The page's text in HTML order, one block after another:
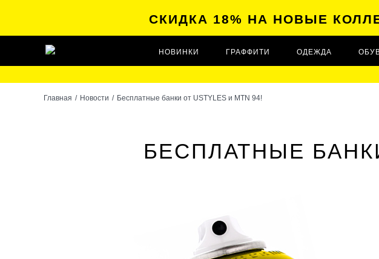
СКИДКА 18% НА НОВЫЕ
НОВИНКИ ГРАФФИТИ ОДЕЖДА
Главная / Новости / Бесплатные банки от USTYLES и MTN 94!
БЕСПЛАТНЫЕ